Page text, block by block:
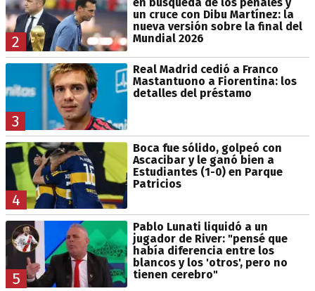
2
un cruce con Dibu Martínez: la
nueva versión sobre la final del
Mundial 2026
3
Real Madrid cedió a Franco
Mastantuono a Fiorentina: los
detalles del préstamo
4
Boca fue sólido, golpeó con
Ascacibar y le ganó bien a
Estudiantes (1-0) en Parque
Patricios
5
Pablo Lunati liquidó a un
jugador de River: "pensé que
había diferencia entre los
blancos y los 'otros', pero no
tienen cerebro"